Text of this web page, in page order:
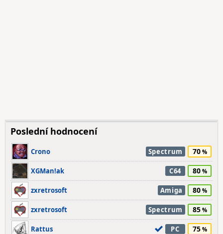
Poslední hodnocení
Crono Spectrum 70
XGMan!ak C64 80
zxretrosoft Amiga 80
zxretrosoft Spectrum 85
Rattus PC 75